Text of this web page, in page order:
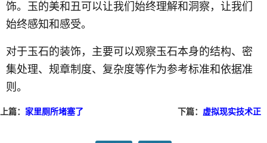
饰。玉的美和丑可以让我们始终理解和洞察，让我们
始终感知和感受。
对于玉石的装饰，主要可以观察玉石本身的结构、密
集处理、规章制度、复杂度等作为参考标准和依据准
则。
上篇： 家里厕所堵塞了
下篇： 虚拟现实技术正